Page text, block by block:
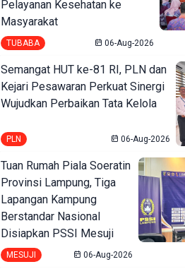
Pelayanan Kesehatan ke
Masyarakat
TUBABA 06-Aug-2026
Semangat HUT ke-81 RI, PLN dan
Kejari Pesawaran Perkuat Sinergi
Wujudkan Perbaikan Tata Kelola
PLN 06-Aug-2026
Tuan Rumah Piala Soeratin
Provinsi Lampung, Tiga
Lapangan Kampung
Berstandar Nasional
Disiapkan PSSI Mesuji
MESUJI 06-Aug-2026